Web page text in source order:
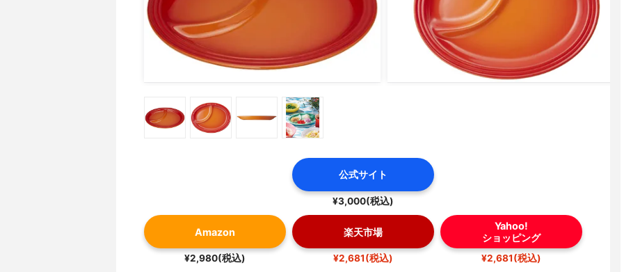
公式サイト
¥3,000(税込)
Amazon
¥2,980(税込)
楽天市場
¥2,681(税込)
Yahoo!
ショッピング
¥2,681(税込)